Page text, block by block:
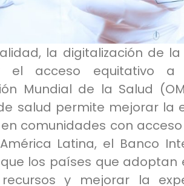
la digitalización de
el acceso equitativo a
Mundial de la Salud
salud permite mejorar la
comunidades con
Latina, el Banco
los países que
recursos y mejorar la